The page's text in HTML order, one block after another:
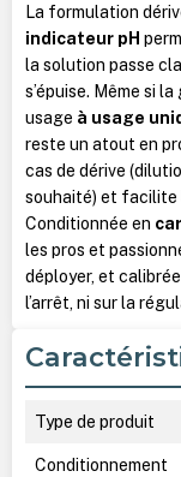
La formulation
indicateur pH
la solution passe
s’épuise. Même si
usage à usage
reste un atout en
cas de dérive
souhaité) et facilite
Conditionnée en
les pros et
déployer, et
l’arrêt, ni sur la
Type de produit
Conditionnement